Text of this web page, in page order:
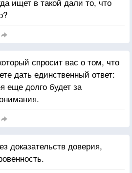
спросит вас о том, что
дать единственный ответ:
еще долго будет за
доказательств доверия,